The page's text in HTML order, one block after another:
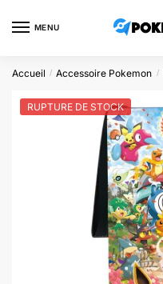
MENU
Accueil / Accessoire Pokemon /
RUPTURE DE STOCK